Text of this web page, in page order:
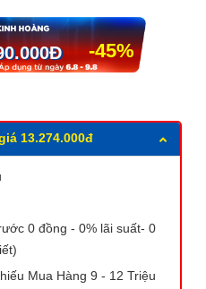
-45%
Đ
13.274.000đ
0 đồng - 0% lãi suất- 0
Mua Hàng 9 - 12 Triệu